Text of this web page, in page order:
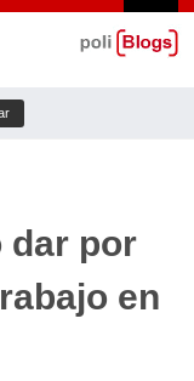
dar por
en